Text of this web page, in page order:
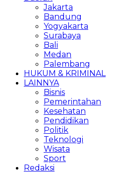
Jakarta
Bandung
Yogyakarta
Surabaya
Bali
Medan
Palembang
HUKUM & KRIMINAL
LAINNYA
Bisnis
Pemerintahan
Kesehatan
Pendidikan
Politik
Teknologi
Wisata
Sport
Redaksi